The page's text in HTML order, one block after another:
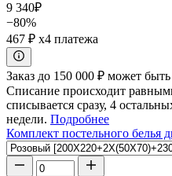
9 340₽
−80%
467 ₽ x4 платежа
Заказ до 150 000 ₽ может
Списание происходит
списывается сразу, 4
недели. Подробнее
Комплект постельного белья